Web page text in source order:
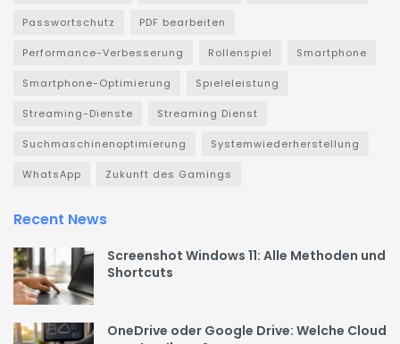
Passwortschutz PDF bearbeiten
Performance-Verbesserung Rollenspiel Smartphone
Smartphone-Optimierung Spieleleistung
Streaming-Dienste Streaming Dienst
Suchmaschinenoptimierung Systemwiederherstellung
WhatsApp Zukunft des Gamings
Recent News
Screenshot Windows 11: Alle Methoden und
Shortcuts
OneDrive oder Google Drive: Welche Cloud